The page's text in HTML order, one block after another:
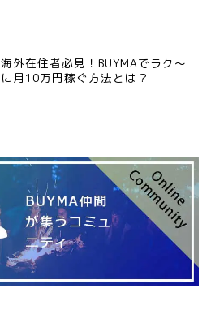
海外在住者必見！BUYMAでラク〜
に月10万円稼ぐ方法とは？